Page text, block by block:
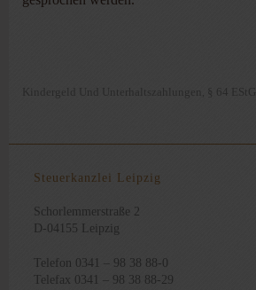
Kindergeld Und Unterhaltszahlungen , § 64 EStG
Steuerkanzlei Leipzig
Schorlemmerstraße 2
D-04155 Leipzig
Telefon 0341 – 98 38 88-0
Telefax 0341 – 98 38 88-29